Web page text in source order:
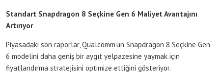
Standart Snapdragon 8 Seçkine Gen 6 Maliyet Avantajını
Artırıyor
Piyasadaki son raporlar, Qualcomm’un Snapdragon 8 Seçkine Gen
6 modelini daha geniş bir aygıt yelpazesine yaymak için
fiyatlandırma stratejisini optimize ettiğini gösteriyor.